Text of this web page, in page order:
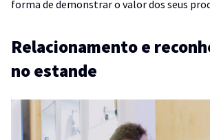
forma de demonstrar o valor dos seus
Relacionamento e
no estande